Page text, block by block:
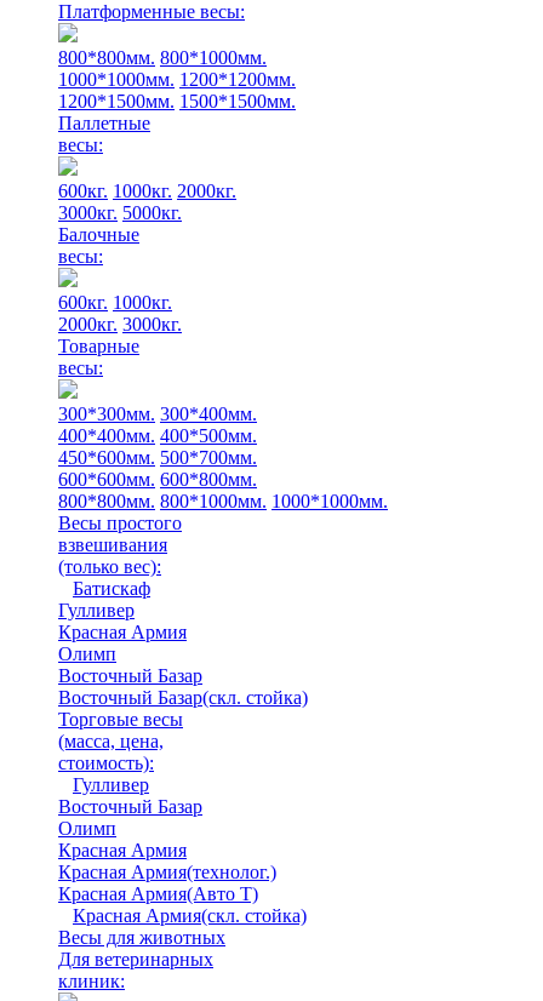
Платформенные весы:
800*800мм. 800*1000мм.
1000*1000мм. 1200*1200мм.
1200*1500мм. 1500*1500мм.
Паллетные
весы:
600кг. 1000кг. 2000кг.
3000кг. 5000кг.
Балочные
весы:
600кг. 1000кг.
2000кг. 3000кг.
Товарные
весы:
300*300мм. 300*400мм.
400*400мм. 400*500мм.
450*600мм. 500*700мм.
600*600мм. 600*800мм.
800*800мм. 800*1000мм. 1000*1000мм.
Весы простого
взвешивания
(только вес):
Батискаф
Гулливер
Красная Армия
Олимп
Восточный Базар
Восточный Базар(скл. стойка)
Торговые весы
(масса, цена,
стоимость):
Гулливер
Восточный Базар
Олимп
Красная Армия
Красная Армия(технолог.)
Красная Армия(Авто Т)
Красная Армия(скл. стойка)
Весы для животных
Для ветеринарных
клиник: